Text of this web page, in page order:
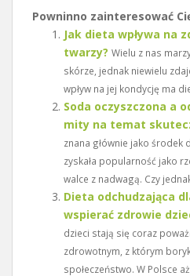
Powninno zainteresować
Jak dieta wpływa na
twarzy? Wielu z nas
skórze, jednak niewielu
wpływ na jej kondycję ma
Soda oczyszczona a
mity na temat
znana głównie jako środek
zyskała popularność jako
walce z nadwagą. Czy
Dieta odchudzająca
wspierać zdrowie
dzieci stają się coraz
zdrowotnym, z którym
społeczeństwo. W Polsce